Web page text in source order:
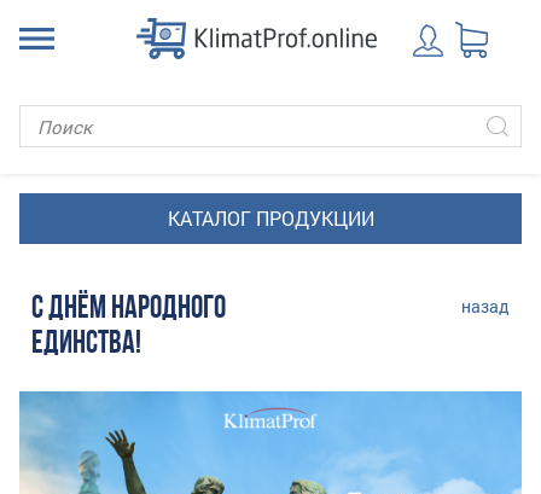
С ДНЁМ НАРОДНОГО
ЕДИНСТВА!
назад